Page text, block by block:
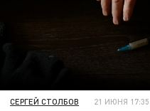
СЕРГЕЙ СТОЛБОВ 21 ИЮНЯ 17:35